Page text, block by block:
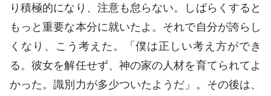
り積極的になり、注意も怠らない。しばらくすると
もっと重要な本分に就いたよ。それで自分が誇らし
くなり、こう考えた。「僕は正しい考え方ができ
る。彼女を解任せず、神の家の人材を育てられてよ
かった。識別力が多少ついたようだ」。その後は、